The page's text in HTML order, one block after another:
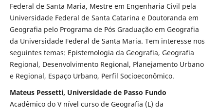
Federal de Santa Maria, Mestre em Engenharia Civil pela
Universidade Federal de Santa Catarina e Doutoranda em
Geografia pelo Programa de Pós Graduação em Geografia
da Universidade Federal de Santa Maria. Tem interesse nos
seguintes temas: Epistemologia da Geografia, Geografia
Regional, Desenvolvimento Regional, Planejamento Urbano
e Regional, Espaço Urbano, Perfil Socioeconômico.
Mateus Pessetti, Universidade de Passo Fundo
Acadêmico do V nível curso de Geografia (L) da